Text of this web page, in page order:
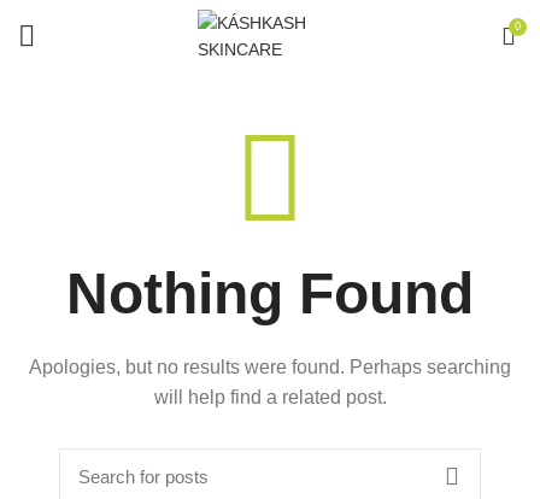
0
Nothing Found
Apologies, but no results were found. Perhaps searching
will help find a related post.